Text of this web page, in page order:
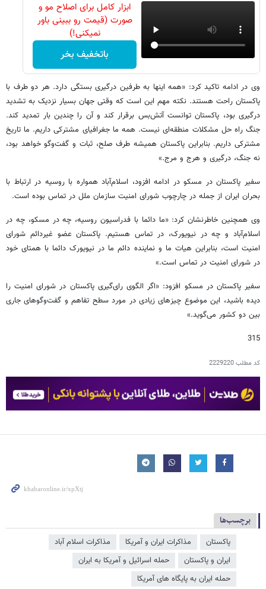
ابزار کامل برای اصلاح مو و
صورت (قیمت رو ببینی باور
نمیکنی!)
باتخفیف بخر
وی در ادامه تاکید کرد: «همه اینها به طرفین درگیری بستگی دارد. هر دو طرف با
پاکستان راحت هستند. نکته مهم این است که وقتی جهان بسیار نزدیک به تشدید
درگیری بود، پاکستان توانست آتش‌بس برقرار کند و آن را چندین بار تمدید کند.
جنگ راه حل مشکلات منطقه‌ای نیست. همه ما جغرافیای مشترکی داریم. ما تاریخ
مشترکی داریم. بنابراین پاکستان همیشه طرف صلح، ثبات و گفت‌وگو خواهد بود،
نه جنگ، درگیری و هرج و مرج.»
سفیر پاکستان در مسکو در ادامه افزود، اسلام‌آباد همواره با روسیه در ارتباط با
بحران ایران از جمله در چارچوب شورای امنیت سازمان ملل در تماس بوده است.
وی همچنین خاطرنشان کرد: «ما دائما با فدراسیون روسیه، چه در مسکو، چه در
اسلام‌آباد و چه در نیویورک، در تماس هستیم. پاکستان عضو غیردائم شورای
امنیت است، بنابراین هیات ما و نماینده دائم ما در نیویورک دائما با همتای خود
در شورای امنیت در تماس است.»
سفیر پاکستان در مسکو افزود: «اگر الگوی رای‌گیری پاکستان در شورای امنیت را
دیده باشید، این موضوع چیزهای زیادی در مورد سطح تفاهم و گفت‌وگوهای جاری
بین دو کشور می‌گوید.»
315
کد مطلب2229220
برچسب‌ها
پاکستان مذاکرات ایران و آمریکا
مذاکرات اسلام آباد
ایران و پاکستان
حمله اسرائیل و آمریکا به ایران
حمله ایران به پایگاه های آمریکا